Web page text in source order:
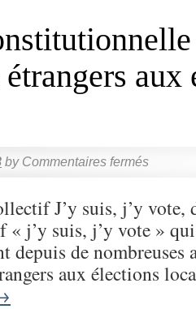
aux
by Commentaires fermés
J’y suis, j’y vote,
j’y suis, j’y vote »
depuis de nombreuses
aux élections